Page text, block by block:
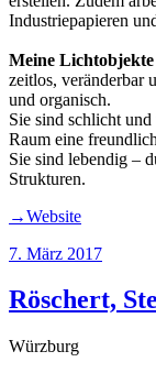
Industriepapieren
Meine Lichtobjekte
zeitlos, veränderbar
und organisch.
Sie sind schlicht
Raum eine
Sie sind lebendig –
Strukturen.
→Website
Veröffentlicht
7. März 2017
Röschert,
Würzburg